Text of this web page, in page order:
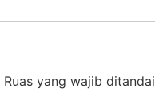
Ruas yang wajib ditandai